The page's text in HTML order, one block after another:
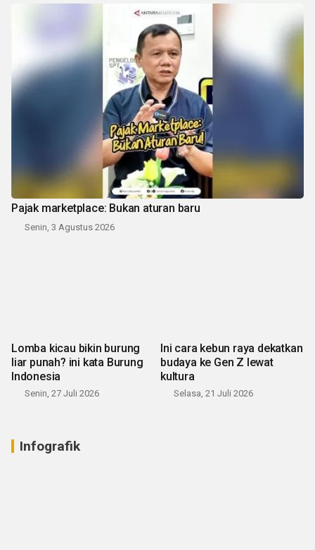
Pajak marketplace: Bukan aturan baru
Senin, 3 Agustus 2026
Lomba kicau bikin burung
liar punah? ini kata Burung
Indonesia
Senin, 27 Juli 2026
Ini cara kebun raya dekatkan
budaya ke Gen Z lewat
kultura
Selasa, 21 Juli 2026
Infografik